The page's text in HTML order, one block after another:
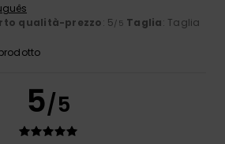
qualità-prezzo: 5/5 Taglia: Taglia
5/5